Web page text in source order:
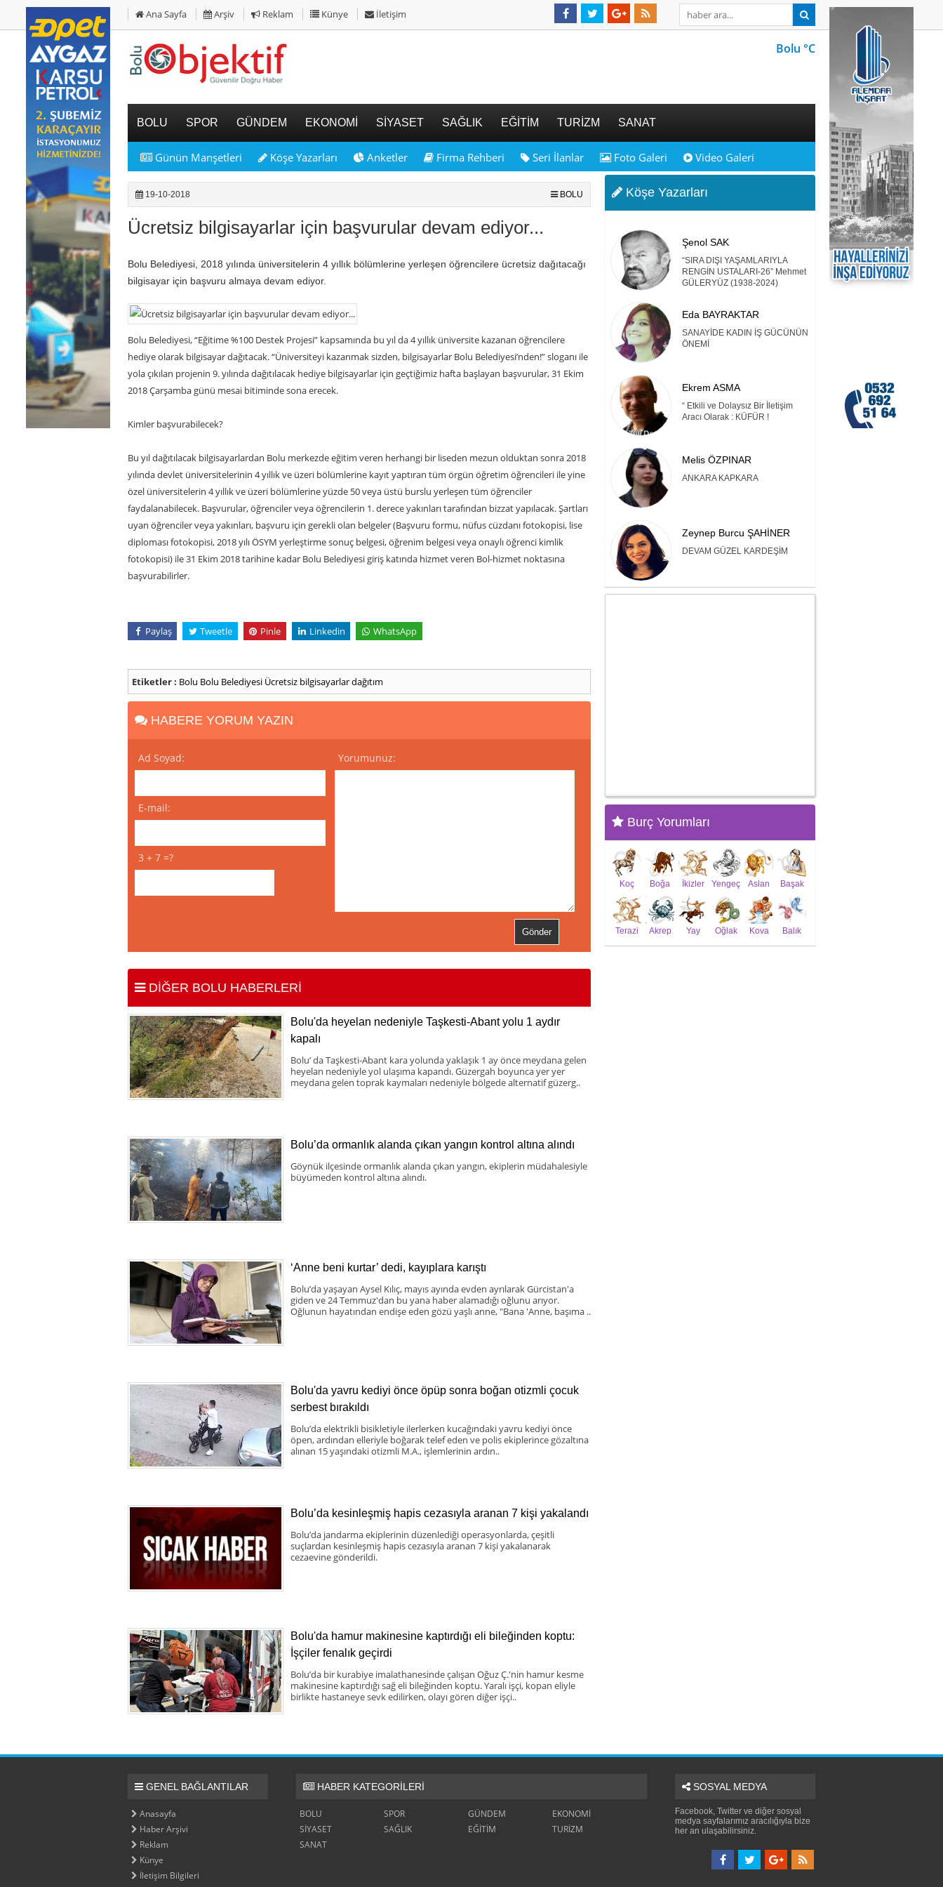
Ana Sayfa Arşiv Reklam Künye İletişim
Bolu °C
BOLU SPOR GÜNDEM EKONOMİ SİYASET SAĞLIK EĞİTİM TURİZM SANAT
Günün Manşetleri Köşe Yazarları Anketler Firma Rehberi Seri İlanlar Foto Galeri Video Galeri
19-10-2018 BOLU
Ücretsiz bilgisayarlar için başvurular devam ediyor...
Bolu Belediyesi, 2018 yılında üniversitelerin 4 yıllık bölümlerine yerleşen öğrencilere ücretsiz dağıtacağı
bilgisayar için başvuru almaya devam ediyor.
Bolu Belediyesi, “Eğitime %100 Destek Projesi” kapsamında bu yıl da 4 yıllık üniversite kazanan öğrencilere
hediye olarak bilgisayar dağıtacak. “Üniversiteyi kazanmak sizden, bilgisayarlar Bolu Belediyesi’nden!” sloganı ile
yola çıkılan projenin 9. yılında dağıtılacak hediye bilgisayarlar için geçtiğimiz hafta başlayan başvurular, 31 Ekim
2018 Çarşamba günü mesai bitiminde sona erecek.
Kimler başvurabilecek?
Bu yıl dağıtılacak bilgisayarlardan Bolu merkezde eğitim veren herhangi bir liseden mezun olduktan sonra 2018
yılında devlet üniversitelerinin 4 yıllık ve üzeri bölümlerine kayıt yaptıran tüm örgün öğretim öğrencileri ile yine
özel üniversitelerin 4 yıllık ve üzeri bölümlerine yüzde 50 veya üstü burslu yerleşen tüm öğrenciler
faydalanabilecek. Başvurular, öğrenciler veya öğrencilerin 1. derece yakınları tarafından bizzat yapılacak. Şartları
uyan öğrenciler veya yakınları, başvuru için gerekli olan belgeler (Başvuru formu, nüfus cüzdanı fotokopisi, lise
diploması fotokopisi, 2018 yılı ÖSYM yerleştirme sonuç belgesi, öğrenim belgesi veya onaylı öğrenci kimlik
fotokopisi) ile 31 Ekim 2018 tarihine kadar Bolu Belediyesi giriş katında hizmet veren Bol-hizmet noktasına
başvurabilirler.
Paylaş Tweetle Pinle Linkedin WhatsApp
Etiketler : Bolu Bolu Belediyesi Ücretsiz bilgisayarlardağıtım
HABERE YORUM YAZIN
Ad Soyad:
E-mail:
3 + 7 =?
Yorumunuz:
DİĞER BOLU HABERLERİ
Bolu'da heyelan nedeniyle Taşkesti-Abant yolu 1 aydır
kapalı
Bolu’ da Taşkesti-Abant kara yolunda yaklaşık 1 ay önce meydana gelen
heyelan nedeniyle yol ulaşıma kapandı. Güzergah boyunca yer yer
meydana gelen toprak kaymaları nedeniyle bölgede alternatif güzerg..
Bolu’da ormanlık alanda çıkan yangın kontrol altına alındı
Göynük ilçesinde ormanlık alanda çıkan yangın, ekiplerin müdahalesiyle
büyümeden kontrol altına alındı.
‘Anne beni kurtar’ dedi, kayıplara karıştı
Bolu’da yaşayan Aysel Kılıç, mayıs ayında evden ayrılarak Gürcistan'a
giden ve 24 Temmuz'dan bu yana haber alamadığı oğlunu arıyor.
Oğlunun hayatından endişe eden gözü yaşlı anne, "Bana 'Anne, başıma ..
Bolu'da yavru kediyi önce öpüp sonra boğan otizmli çocuk
serbest bırakıldı
Bolu’da elektrikli bisikletiyle ilerlerken kucağındaki yavru kediyi önce
öpen, ardından elleriyle boğarak telef eden ve polis ekiplerince gözaltına
alınan 15 yaşındaki otizmli M.A., işlemlerinin ardın..
Bolu’da kesinleşmiş hapis cezasıyla aranan 7 kişi yakalandı
Bolu’da jandarma ekiplerinin düzenlediği operasyonlarda, çeşitli
suçlardan kesinleşmiş hapis cezasıyla aranan 7 kişi yakalanarak
cezaevine gönderildi.
Bolu'da hamur makinesine kaptırdığı eli bileğinden koptu:
İşçiler fenalık geçirdi
Bolu’da bir kurabiye imalathanesinde çalışan Oğuz Ç.'nin hamur kesme
makinesine kaptırdığı sağ eli bileğinden koptu. Yaralı işçi, kopan eliyle
birlikte hastaneye sevk edilirken, olayı gören diğer işçi..
Köşe Yazarları
Şenol SAK
“SIRA DIŞI YAŞAMLARIYLA
RENGİN USTALARI-26” Mehmet
GÜLERYÜZ (1938-2024)
Eda BAYRAKTAR
SANAYİDE KADIN İŞ GÜCÜNÜN
ÖNEMİ
Ekrem ASMA
“ Etkili ve Dolaysız Bir İletişim
Aracı Olarak : KÜFÜR !
Melis ÖZPINAR
ANKARA KAPKARA
Zeynep Burcu ŞAHİNER
DEVAM GÜZEL KARDEŞİM
Burç Yorumları
Koç Boğa İkizler Yengeç Aslan Başak
Terazi Akrep Yay Oğlak Kova Balık
GENEL BAĞLANTILAR
Anasayfa
Haber Arşivi
Reklam
Künye
İletişim Bilgileri
HABER KATEGORİLERİ
BOLU SPOR GÜNDEM
EKONOMİ
SİYASET
SAĞLIK EĞİTİM
TURİZM
SANAT
SOSYAL MEDYA
Facebook, Twitter ve diğer sosyal
medya sayfalarımız aracılığıyla bize
her an ulaşabilirsiniz.